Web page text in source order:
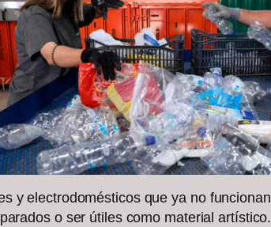
y electrodomésticos que ya no
o ser útiles como material